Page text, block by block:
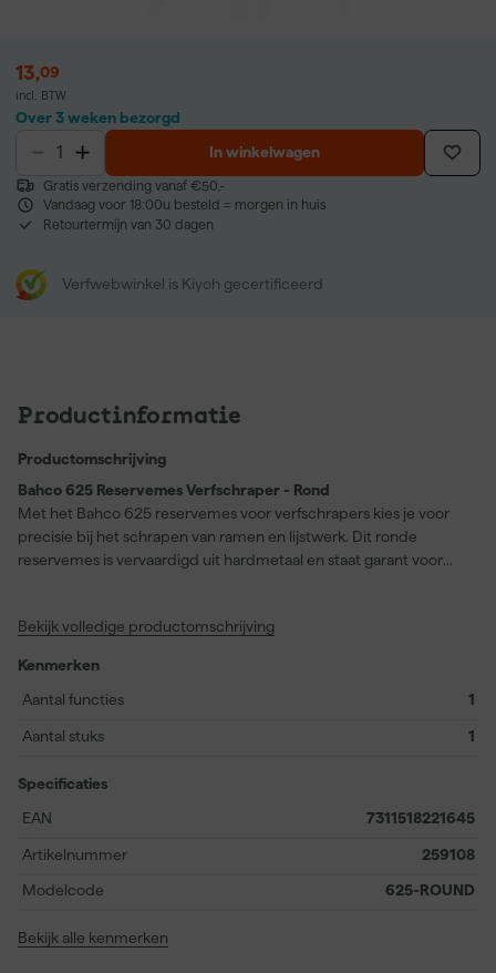
13,09
incl. BTW
Over 3 weken bezorgd
In winkelwagen
Gratis verzending vanaf €50,-
Vandaag voor 18:00u besteld = morgen in huis
Retourtermijn van 30 dagen
Verfwebwinkel is Kiyoh gecertificeerd
Productinformatie
Productomschrijving
Bahco 625 Reservemes Verfschraper - Rond
Met het Bahco 625 reservemes voor verfschrapers kies je voor
precisie bij het schrapen van ramen en lijstwerk. Dit ronde
reservemes is vervaardigd uit hardmetaal en staat garant voor
restanten op uiteenlopende materialen zoals hout, metaal of
schraper worden gedraaid, waardoor je eenvoudig verschillende
hoeken kunt bereiken zonder steeds van gereedschap te
omgekeerde radii is dit reservemes ideaal voor het nauwkeurig
deze praktische oplossing kun je direct verder met je klus en blijf
je verzekerd van een glad en strak resultaat.
Bekijk volledige productomschrijving
Kenmerken
Aantal functies
1
Aantal stuks 1
Specificaties
EAN
7311518221645
Artikelnummer 259108
Modelcode 625-ROUND
Bekijk alle kenmerken